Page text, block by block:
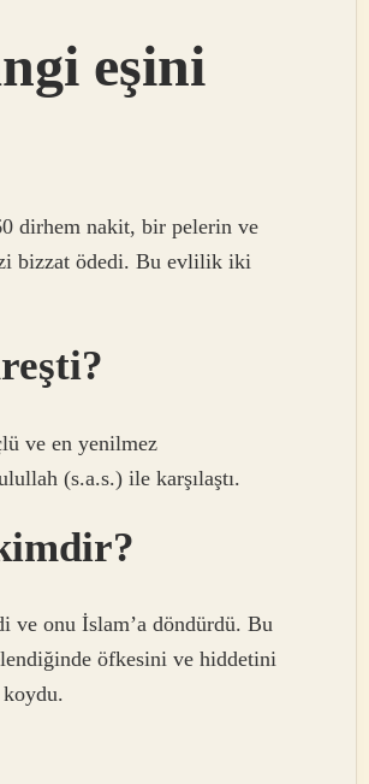
eşini
dirhem nakit, bir pelerin ve
bizzat ödedi. Bu evlilik iki
ve en yenilmez
(s.a.s.) ile karşılaştı.
ve onu İslam’a döndürdü. Bu
öfkesini ve hiddetini